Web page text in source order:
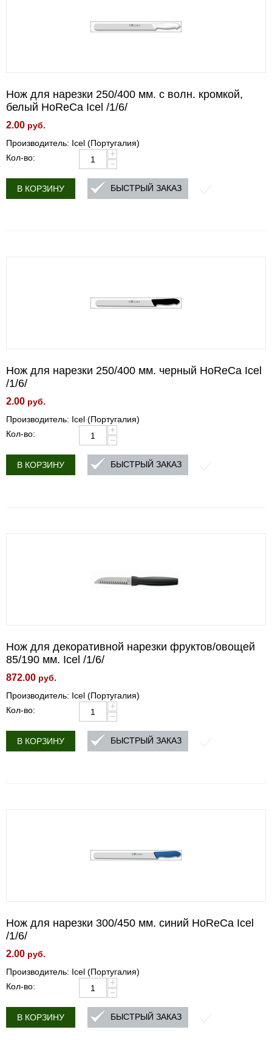
Нож для нарезки 250/400 мм. c волн. кромкой,
белый HoReCa Icel /1/6/
2.00 руб.
Производитель: Icel (Португалия)
Кол-во:
+
−
В КОРЗИНУ БЫСТРЫЙ ЗАКАЗ
Нож для нарезки 250/400 мм. черный HoReCa Icel
/1/6/
2.00 руб.
Производитель: Icel (Португалия)
Кол-во:
+
−
В КОРЗИНУ БЫСТРЫЙ ЗАКАЗ
Нож для декоративной нарезки фруктов/овощей
85/190 мм. Icel /1/6/
872.00 руб.
Производитель: Icel (Португалия)
Кол-во:
+
−
В КОРЗИНУ БЫСТРЫЙ ЗАКАЗ
Нож для нарезки 300/450 мм. синий HoReCa Icel
/1/6/
2.00 руб.
Производитель: Icel (Португалия)
Кол-во:
+
−
В КОРЗИНУ БЫСТРЫЙ ЗАКАЗ